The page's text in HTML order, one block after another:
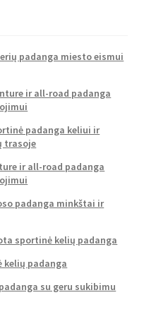
padanga miesto eismui
ir all-road padanga
padanga keliui ir
trasoje
ir all-road padanga
padanga minkštai ir
sportinė kelių padanga
kelių padanga
su geru sukibimu